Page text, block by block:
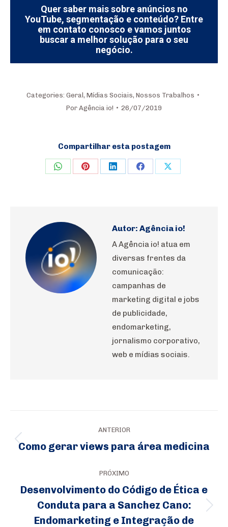
Quer saber mais sobre anúncios no
YouTube, segmentação e conteúdo? Entre
em contato conosco e vamos juntos
buscar a melhor solução para o seu
negócio.
Categories: Geral, Mídias Sociais, Nossos Trabalhos
Por Agência io! 26/07/2019
Compartilhar esta postagem
Share Share Share Share Share
Autor: Agência io!
A Agência io! atua em
diversas frentes da
comunicação:
campanhas de
marketing digital e jobs
de publicidade,
endomarketing,
jornalismo corporativo,
web e mídias sociais.
de
ANTERIOR
Post
Como gerar views para área medicina
PRÓXIMO
Desenvolvimento do Código de Ética e
Conduta para a Sanchez Cano:
Endomarketing e Integração de